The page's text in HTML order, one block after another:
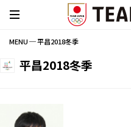
MENU ─ 平昌2018冬季
平昌2018冬季